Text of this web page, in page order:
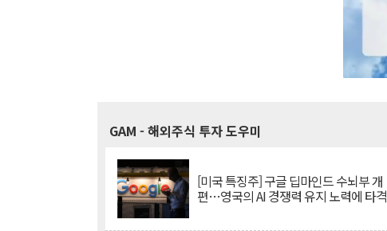
GAM - 해외주식 투자 도우미
[미국 특징주] 구글 딥마인드 수뇌부 개
편…영국의 AI 경쟁력 유지 노력에 타격